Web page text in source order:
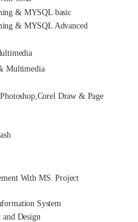
& MYSQL basic
& MYSQL Advanced
Multimedia
Draw & Page
With MS. Project
System
and Design